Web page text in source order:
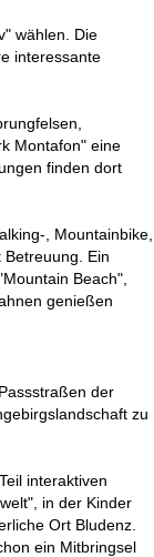
wählen. Die
interessante
Montafon" eine
finden dort
, Mountainbike,
Ein
Beach",
genießen
der
zu
interaktiven
in der Kinder
Ort Bludenz.
ein Mitbringsel